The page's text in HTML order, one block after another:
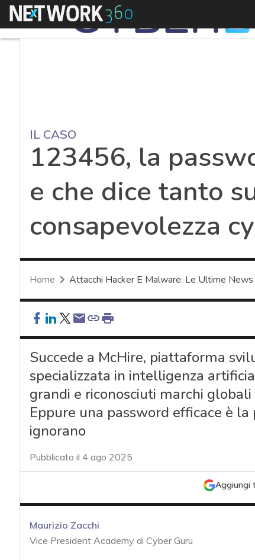
Menu
IL CASO
123456, la
e che dice tanto
consapevolezza
Home Attacchi Hacker E Malware: Le Ultime
Succede a McHire, piattaforma
specializzata in intelligenza
grandi e riconosciuti marchi
Eppure una password efficace è
ignorano
Pubblicato il 4 ago 2025
Aggiungi
Maurizio Zacchi
Vice President Academy di Cyber Guru